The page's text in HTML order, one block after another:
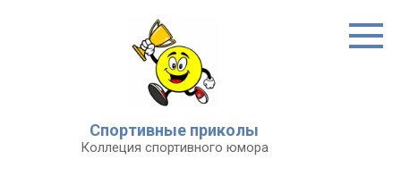
Спортивные приколы
Коллеция спортивного юмора